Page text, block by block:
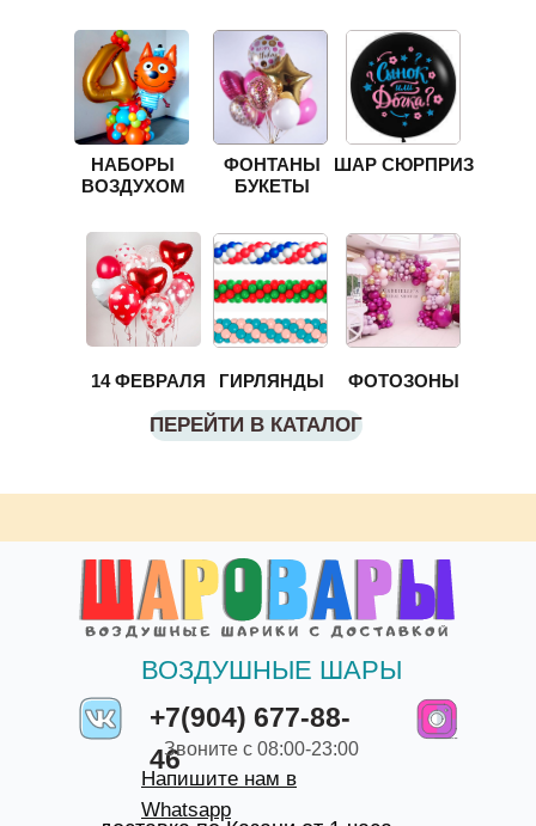
ФОНТАНЫ
БУКЕТЫ
ШАР СЮРПРИЗ
ГИРЛЯНДЫ
ПЕРЕЙТИ В КАТАЛОГ
ФОТОЗОНЫ
14 ФЕВРАЛЯ
НАБОРЫ
ВОЗДУХОМ
+7(904) 677-88-
46
ВОЗДУШНЫЕ ШАРЫ
Звоните с 08:00-23:00
Напишите нам в
Whatsapp